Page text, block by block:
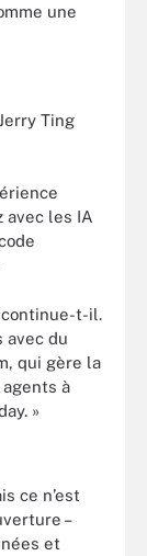
une
Ting
avec les IA
continue-t-il.
avec du
qui gère la
à
»
ce n’est
–
et